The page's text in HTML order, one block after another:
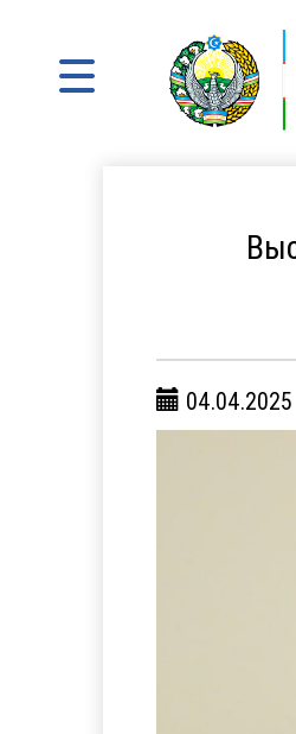
04.04.2025